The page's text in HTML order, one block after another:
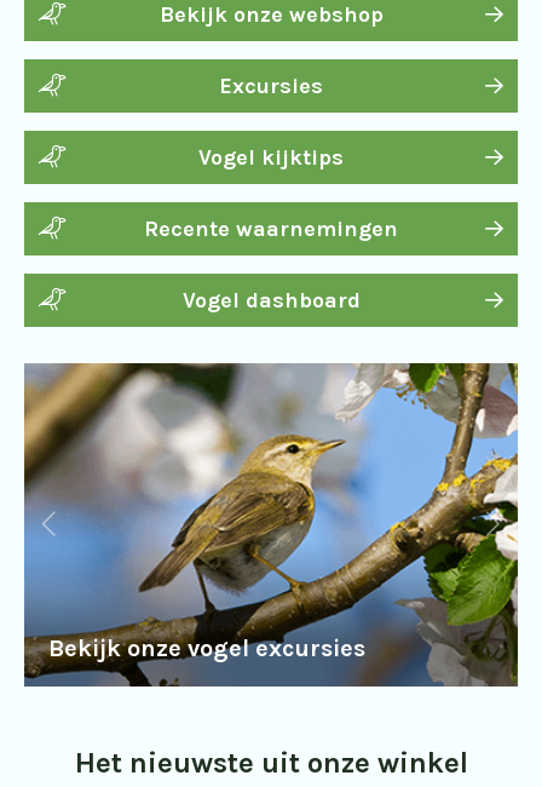
Bekijk onze webshop
Excursies
Vogel kijktips
Recente waarnemingen
Vogel dashboard
Bekijk onze vogel excursies
Het nieuwste uit onze winkel